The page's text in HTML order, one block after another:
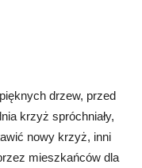
drzew, przed
krzyż spróchniały,
nowy krzyż, inni
mieszkańców dla